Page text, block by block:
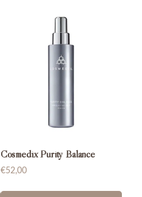
Cosmedix Purity Balance
€52,00